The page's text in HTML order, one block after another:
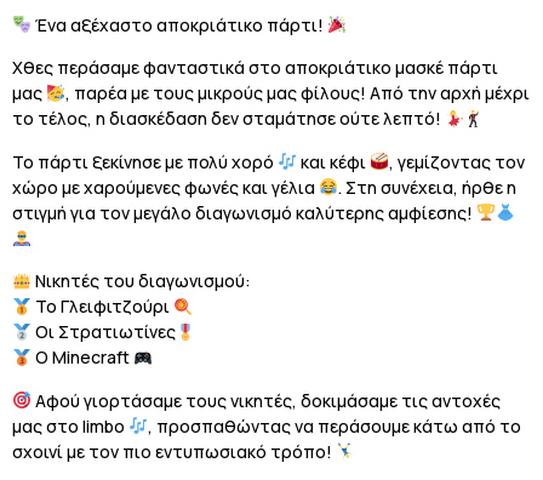
Ένα αξέχαστο αποκριάτικο πάρτι!
Χθες περάσαμε φανταστικά στο αποκριάτικο μασκέ πάρτι
μας
, παρέα με τους μικρούς μας φίλους! Από την αρχή μέχρι
το τέλος, η διασκέδαση δεν σταμάτησε ούτε λεπτό!
Το πάρτι ξεκίνησε με πολύ χορό
και κέφι
, γεμίζοντας τον
χώρο με χαρούμενες φωνές και γέλια
. Στη συνέχεια, ήρθε η
στιγμή για τον μεγάλο διαγωνισμό καλύτερης αμφίεσης!
Νικητές του διαγωνισμού:
Το Γλειφιτζούρι
Οι Στρατιωτίνες
Ο Minecraft
Αφού γιορτάσαμε τους νικητές, δοκιμάσαμε τις αντοχές
μας στο limbo
, προσπαθώντας να περάσουμε κάτω από το
σχοινί με τον πιο εντυπωσιακό τρόπο!